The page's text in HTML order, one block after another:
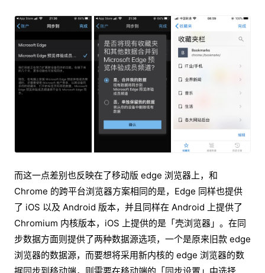
而这一点差别也反映在了移动版 edge 浏览器上，和
Chrome 的跨平台浏览器方案相同的是，Edge 同样也提供
了 iOS 以及 Android 版本，并且同样在 Android 上提供了
Chromium 内核版本，iOS 上提供的是「壳浏览器」。在同
步数据方面则提供了两种数据源选项，一个是原来旧款 edge
浏览器的数据源，而要想将采用新内核的 edge 浏览器的数